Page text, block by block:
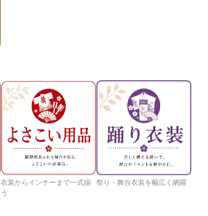
衣装からインナーまで一式揃
う
祭り・舞台衣装を幅広く網羅